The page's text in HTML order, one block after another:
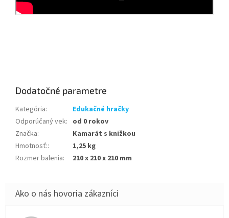
Dodatočné parametre
Kategória:
Edukačné hračky
Odporúčaný vek: od 0 rokov
Značka:
Kamarát s knižkou
Hmotnosť::
1,25 kg
Rozmer balenia: 210 x 210 x 210 mm